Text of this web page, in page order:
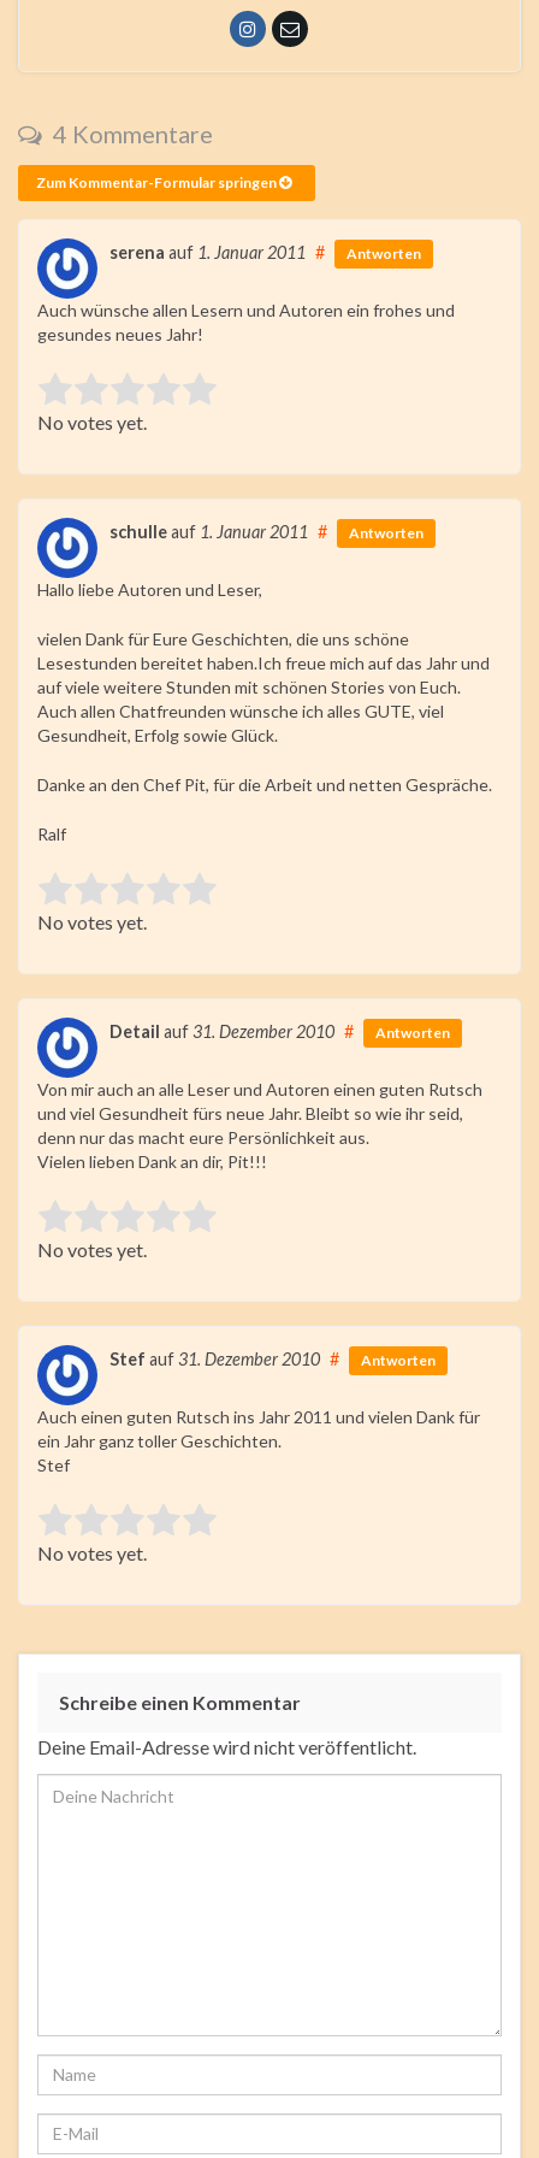
4 Kommentare
Zum Kommentar-Formular springen
serena auf 1. Januar 2011 # Antworten
Auch wünsche allen Lesern und Autoren ein frohes und
gesundes neues Jahr!
Rate this item:
Submit Rating
No votes yet.
schulleauf 1. Januar 2011 # Antworten
Hallo liebe Autoren und Leser,
vielen Dank für Eure Geschichten, die uns schöne
Lesestunden bereitet haben.Ich freue mich auf das Jahr und
auf viele weitere Stunden mit schönen Stories von Euch.
Auch allen Chatfreunden wünsche ich alles GUTE, viel
Gesundheit, Erfolg sowie Glück.
Danke an den Chef Pit, für die Arbeit und netten Gespräche.
Ralf
Rate this item:
Submit Rating
No votes yet.
Detail auf31. Dezember 2010 # Antworten
Von mir auch an alle Leser und Autoren einen guten Rutsch
und viel Gesundheit fürs neue Jahr. Bleibt so wie ihr seid,
denn nur das macht eure Persönlichkeit aus.
Vielen lieben Dank an dir, Pit!!!
Rate this item:
Submit Rating
No votes yet.
Stef auf31. Dezember 2010 # Antworten
Auch einen guten Rutsch ins Jahr 2011 und vielen Dank für
ein Jahr ganz toller Geschichten.
Stef
Rate this item:
Submit Rating
No votes yet.
Schreibe einen Kommentar
Deine Email-Adresse wird nicht veröffentlicht.